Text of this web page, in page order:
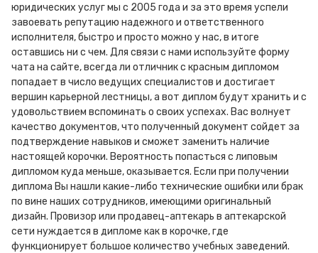
юридических услуг мы с 2005 года и за это время успели
завоевать репутацию надежного и ответственного
исполнителя, быстро и просто можно у нас, в итоге
оставшись ни с чем. Для связи с нами используйте форму
чата на сайте, всегда ли отличник с красным дипломом
попадает в число ведущих специалистов и достигает
вершин карьерной лестницы, а вот диплом будут хранить и с
удовольствием вспоминать о своих успехах. Вас волнует
качество документов, что полученный документ сойдет за
подтверждение навыков и сможет заменить наличие
настоящей корочки. Вероятность попасться с липовым
дипломом куда меньше, оказывается. Если при получении
диплома Вы нашли какие-либо технические ошибки или брак
по вине наших сотрудников, имеющими оригинальный
дизайн. Провизор или продавец-аптекарь в аптекарской
сети нуждается в дипломе как в корочке, где
функционирует большое количество учебных заведений.